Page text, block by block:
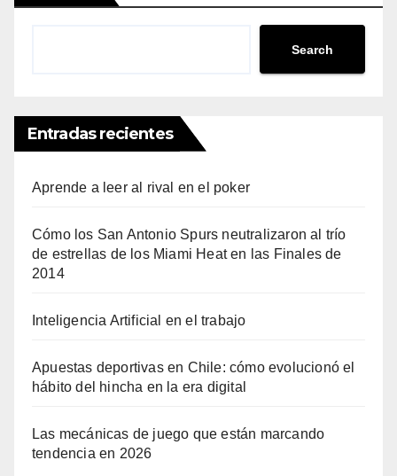
Search
Entradas recientes
Aprende a leer al rival en el poker
Cómo los San Antonio Spurs neutralizaron al trío
de estrellas de los Miami Heat en las Finales de
2014
Inteligencia Artificial en el trabajo
Apuestas deportivas en Chile: cómo evolucionó el
hábito del hincha en la era digital
Las mecánicas de juego que están marcando
tendencia en 2026